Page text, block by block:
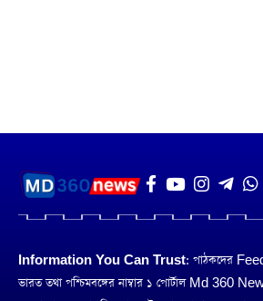
Information You Can Trust: পাঠকদের
ভারত তথা পশ্চিমবঙ্গের নাম্বার ১ পোর্টাল Md 360